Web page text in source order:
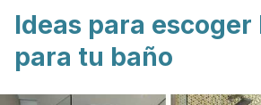
Ideas para escoger
para tu baño